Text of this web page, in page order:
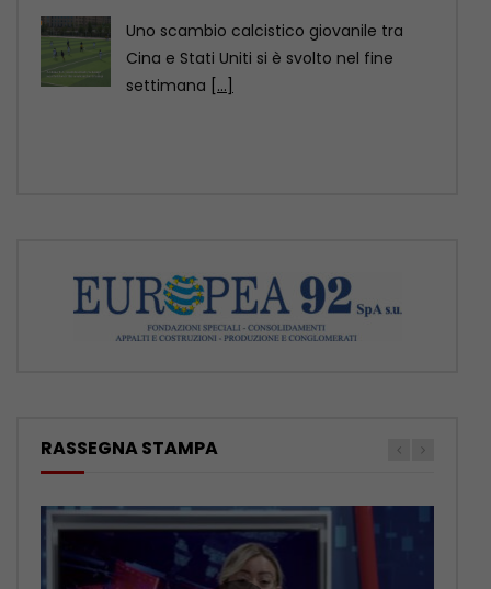
Motori Magazine – 9/8/2026
ROMA (ITALPRESS) – In questa edizione:
– Nuova Mercedes GLA, ancora più
RASSEGNA STAMPA